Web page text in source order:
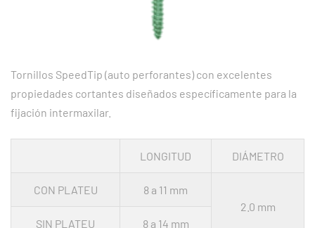
Tornillos SpeedTip (auto perforantes) con excelentes
propiedades cortantes diseñados específicamente para la
fijación intermaxilar.
LONGITUD DIÁMETRO
CON PLATEU
8 a 11 mm
2.0 mm
SIN PLATEU
8 a 14 mm